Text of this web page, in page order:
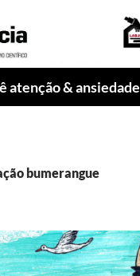
atenção & ansiedade
bumerangue